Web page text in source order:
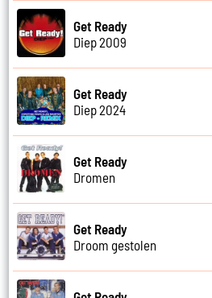
Get Ready
Diep 2009
Get Ready
Diep 2024
Get Ready
Dromen
Get Ready
Droom gestolen